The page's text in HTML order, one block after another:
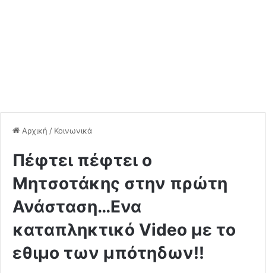
Αρχική / Κοινωνικά
Πέφτει πέφτει ο
Μητσοτάκης στην πρώτη
Ανάσταση…Ενα
καταπληκτικό Video με το
εθιμο των μπότηδων!!